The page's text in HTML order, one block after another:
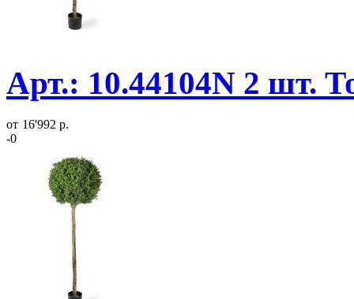
Арт.: 10.44104N 2 шт.
от 16'992 р.
-0